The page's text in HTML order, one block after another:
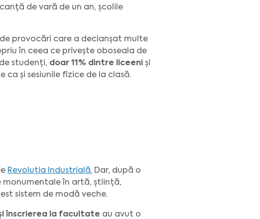
de vară de un an, școlile
provocări care a declanșat multe
în ceea ce privește oboseala de
studenți, doar 11% dintre liceeni și
și sesiunile fizice de la clasă.
Revoluția Industrială. Dar, după o
monumentale în artă, știință,
sistem de modă veche.
înscrierea la facultate au avut o